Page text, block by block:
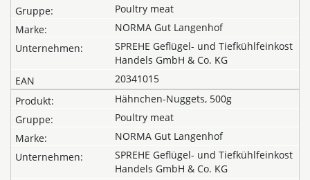
Poultry meat
NORMA Gut Langenhof
SPREHE Geflügel- und Tiefkühlfeinkost
Handels GmbH & Co. KG
20341015
Hähnchen-Nuggets, 500g
Poultry meat
NORMA Gut Langenhof
SPREHE Geflügel- und Tiefkühlfeinkost
Handels GmbH & Co. KG